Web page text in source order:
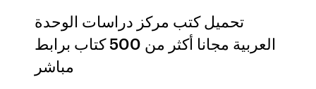
تحميل كتب مركز دراسات الوحدة
العربية مجانا أكثر من 500 كتاب برابط
مباشر